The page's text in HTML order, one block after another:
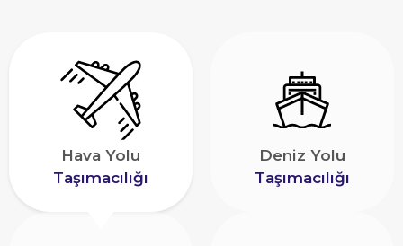
Hava Yolu
Taşımacılığı
Deniz Yolu
Taşımacılığı